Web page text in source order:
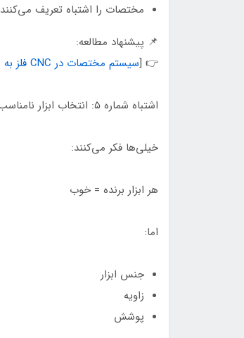
مختصات را اشتباه تعریف می‌کنند
📌 پیشنهاد مطالعه:
👉 [سیستم مختصات در CNC فلز به زبان ساده
اشتباه شماره ۵: انتخاب ابزار نامناسب
خیلی‌ها فکر می‌کنند:
هر ابزار برنده = خوب
اما:
جنس ابزار
زاویه
پوشش